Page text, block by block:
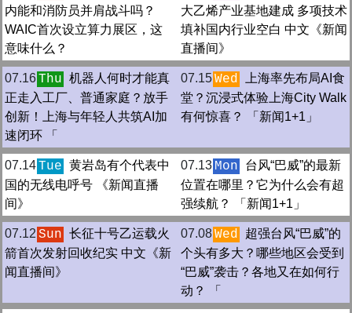
内能和消防员并肩战斗吗？
WAIC首次设立算力展区，这
意味什么？
大乙烯产业基地建成 多项技术
填补国内行业空白 中文《新闻
直播间》
07.16Thu 机器人何时才能真
正走入工厂、普通家庭？放手
创新！上海与年轻人共筑AI加
速闭环 「
07.15Wed
上海率先布局AI食
堂？沉浸式体验上海City Walk
有何惊喜？ 「新闻1+1」
07.14Tue 黄岩岛有个代表中
国的无线电呼号 《新闻直播
间》
07.13 Mon
台风“巴威”的最新
位置在哪里？它为什么会有超
强续航？ 「新闻1+1」
07.12 Sun 长征十号乙运载火
箭首次发射回收纪实 中文《新
闻直播间》
07.08Wed
超强台风“巴威”的
个头有多大？哪些地区会受到
“巴威”袭击？各地又在如何行
动？ 「